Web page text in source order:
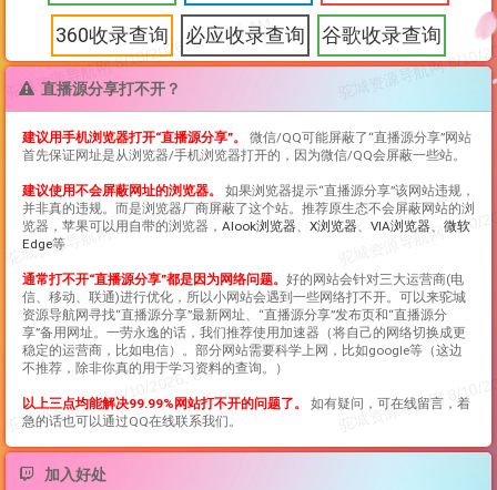
360收录查询 必应收录查询 谷歌收录查询
直播源分享打不开？
建议用手机浏览器打开“直播源分享”。 微信/QQ可能屏蔽了“直播源分享”网站
首先保证网址是从浏览器/手机浏览器打开的，因为微信/QQ会屏蔽一些站。
建议使用不会屏蔽网址的浏览器。 如果浏览器提示“直播源分享”该网站违规，
并非真的违规。而是浏览器厂商屏蔽了这个站。推荐原生态不会屏蔽网站的浏
览器，苹果可以用自带的浏览器， Alook浏览器、 X浏览器、 VIA浏览器、 微软
Edge等
通常打不开“直播源分享”都是因为网络问题。 好的网站会针对三大运营商(电
信、移动、联通)进行优化，所以小网站会遇到一些网络打不开。可以来驼城
资源导航网寻找“直播源分享”最新网址、“直播源分享”发布页和“直播源分
享”备用网址。一劳永逸的话，我们推荐使用加速器（将自己的网络切换成更
稳定的运营商，比如电信）。部分网站需要科学上网，比如google等（这边
不推荐，除非你真的用于学习资料的查询。）
以上三点均能解决99.99%网站打不开的问题了。
如有疑问，可在线留言，着
急的话也可以通过QQ在线联系我们。
加入好处